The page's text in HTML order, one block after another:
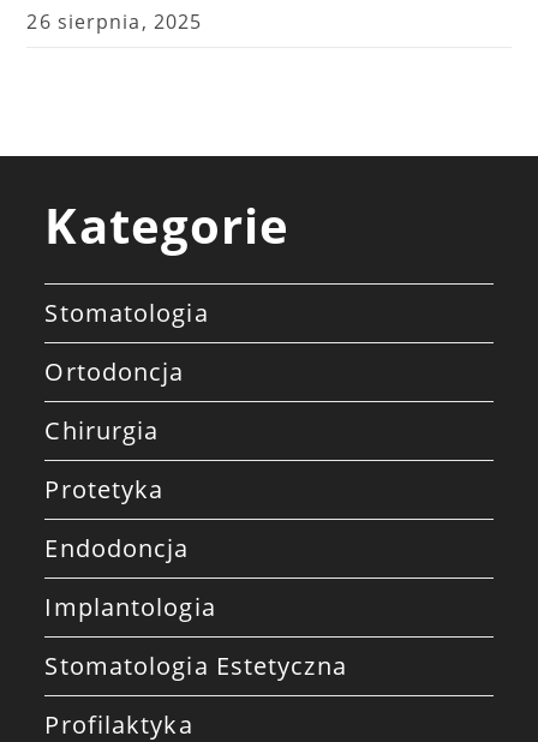
26 sierpnia, 2025
Kategorie
Stomatologia
Ortodoncja
Chirurgia
Protetyka
Endodoncja
Implantologia
Stomatologia Estetyczna
Profilaktyka